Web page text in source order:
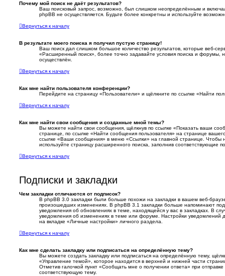
Почему мой поиск не даёт результатов?
Ваш поисковый запрос, возможно, был слишком неопределённым и
phpBB не осуществляется. Будьте более конкретны и используйте
Вернуться к началу
В результате моего поиска я получил пустую страницу!
Ваш поиск дал слишком большое количество результатов, которые веб-
«Расширенный поиск», более точно задавайте условия поиска и форумы,
осуществлён.
Вернуться к началу
Как мне найти пользователя конференции?
Перейдите на страницу «Пользователи» и щёлкните по ссылке «Найти
Вернуться к началу
Как мне найти свои сообщения и созданные мной темы?
Вы можете найти свои сообщения, щёлкнув по ссылке «Показать ваши
странице, по ссылке «Найти сообщения пользователя» на странице
ссылке «Ваши сообщения» в меню «Ссылки» на главной странице. Чтобы
используйте страницу расширенного поиска, заполнив соответствующие
Вернуться к началу
Подписки и закладки
Чем закладки отличаются от подписок?
В phpBB 3.0 закладки были больше похожи на закладки в вашем веб-
произошедших изменениях. В phpBB 3.1 закладки больше напоминают
уведомления об обновлениях в теме, находящейся у вас в закладках. В
уведомления об изменениях в теме или форуме. Настройки уведомлений
на вкладке «Личные настройки» личного раздела.
Вернуться к началу
Как мне сделать закладку или подписаться на определённую тему?
Вы можете создать закладку или подписаться на определённую тему,
«Управление темой», которое находится в верхней и нижней части
Отметив галочкой пункт «Сообщать мне о получении ответа» при
соответствующую тему.